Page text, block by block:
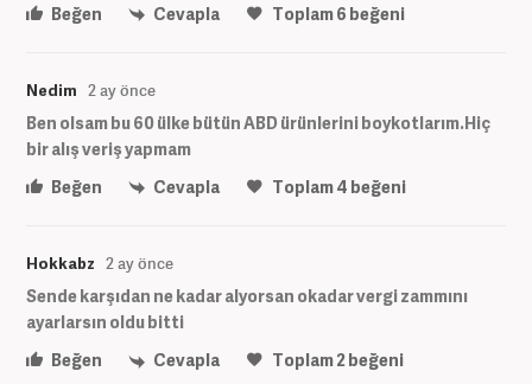
Beğen
Cevapla Toplam6 beğeni
Nedim 2 ay önce
Ben olsam bu 60 ülke bütün ABD ürünlerini boykotlarım.Hiç
bir alış veriş yapmam
Beğen
Cevapla Toplam4 beğeni
Hokkabz 2 ay önce
Sende karşıdan ne kadar alyorsan okadar vergi zammını
ayarlarsın oldu bitti
Beğen
Cevapla Toplam2beğeni